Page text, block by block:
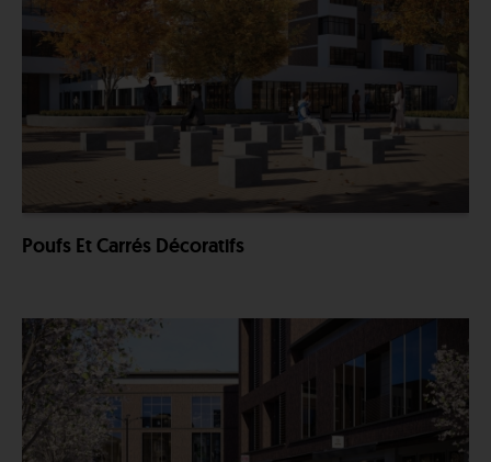
Poufs Et Carrés Décoratifs